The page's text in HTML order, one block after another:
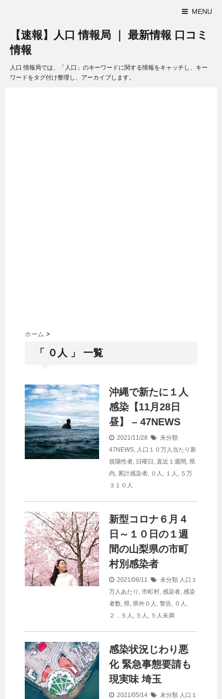
MENU
【速報】人口 情報局 ｜ 最新情報 口コミ
情報
人口 情報局では、「人口」のキーワードに関する情報をキャッチし、キー
ワードをタグ付け整理し、アーカイブします。
ホーム >
「 ０人 」 一覧
沖縄で新たに１人
感染【11月28日
昼】 – 47NEWS
2021/11/28
未分類
47NEWS, 人口１０万人当たり新
規陽性者, 日曜日 , 直近１週間 , 県
内, 累計感染者, ０人 , １人 , ５万
３１０人
新型コロナ６月４
日～１０日の１週
間の山梨県の市町
村別感染者
2021/06/11 未分類 人口１
万人あたり , 市町村, 感染者, 感染
者数, 県, 県外０人 , 警告, ０人 ,
２．５人 , ５人 , ５人未満
感染状況じわり悪
化 緊急事態要請も
現実味 埼玉
2021/05/14 未分類 人口１